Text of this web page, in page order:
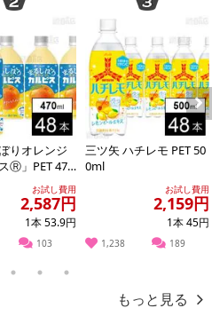
など、お届け商品と多少異なる場
地表示制度]の経過措置期間の終
産国・原材料の表記が旧表記の場
お申込みください。なお、本理由
返品交換は対応いたしかねます。
ります。
払い、クレジットカード、dポイン
お届けの日時指定はいたしかね
りオレンジ
Ⓡ」PET 470
お試し費用
2,587円
1本 53.9円
103
三ツ矢 ハチレモ PET 50
0ml
お試し費用
2,159円
1本 45円
1,238 189
Next
3 4 5
もっと見る